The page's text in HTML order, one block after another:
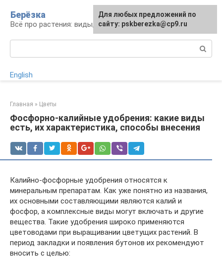
контенту
Берёзка
Всё про растения: виды, выращивание, уход
English
Главная » Цветы
Фосфорно-калийные удобрения: какие виды
есть, их характеристика, способы внесения
Калийно-фосфорные удобрения относятся к
минеральным препаратам. Как уже понятно из названия,
их основными составляющими являются калий и
фосфор, а комплексные виды могут включать и другие
вещества. Такие удобрения широко применяются
цветоводами при выращивании цветущих растений. В
период закладки и появления бутонов их рекомендуют
вносить с целью:
Для любых предложений по
сайту: pskberezka@cp9.ru